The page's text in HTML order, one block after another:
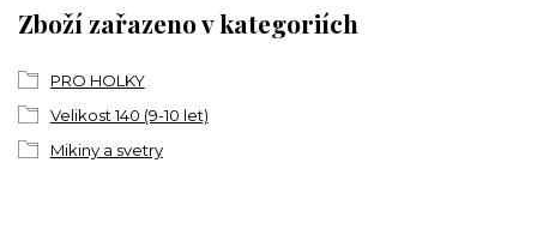
Zboží zařazeno v kategoriích
PRO HOLKY
Velikost 140 (9-10 let)
Mikiny a svetry